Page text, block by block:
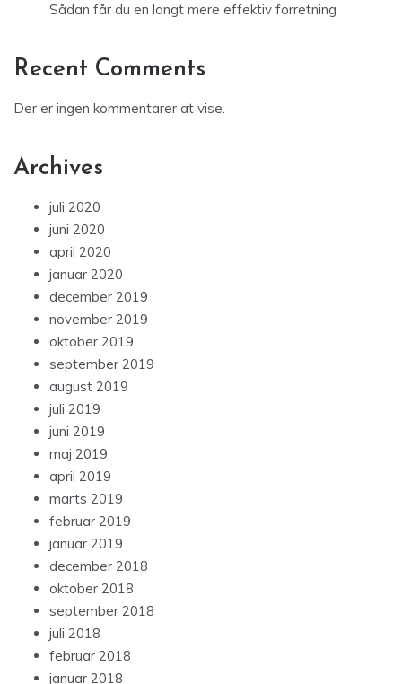
Sådan får du en langt mere effektiv forretning
Recent Comments
Der er ingen kommentarer at vise.
Archives
juli 2020
juni 2020
april 2020
januar 2020
december 2019
november 2019
oktober 2019
september 2019
august 2019
juli 2019
juni 2019
maj 2019
april 2019
marts 2019
februar 2019
januar 2019
december 2018
oktober 2018
september 2018
juli 2018
februar 2018
januar 2018